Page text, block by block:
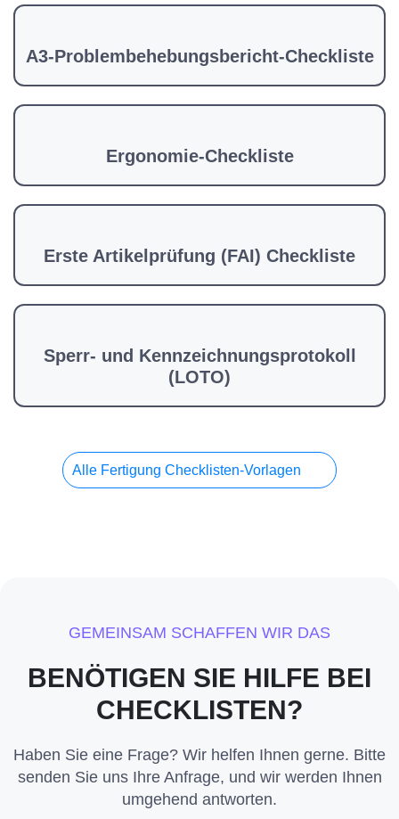
A3-Problembehebungsbericht-Checkliste
Ergonomie-Checkliste
Erste Artikelprüfung (FAI) Checkliste
Sperr- und Kennzeichnungsprotokoll
(LOTO)
Alle Fertigung Checklisten-Vorlagen
GEMEINSAM SCHAFFEN WIR DAS
BENÖTIGEN SIE HILFE BEI
CHECKLISTEN?
Haben Sie eine Frage? Wir helfen Ihnen gerne. Bitte
senden Sie uns Ihre Anfrage, und wir werden Ihnen
umgehend antworten.